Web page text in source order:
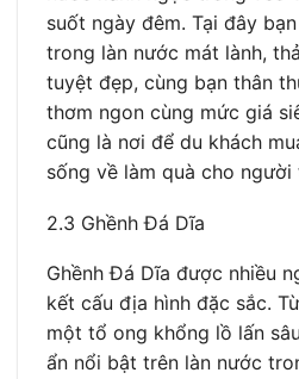
suốt ngày đêm. Tại đây
trong làn nước mát lành,
tuyệt đẹp, cùng bạn thân
thơm ngon cùng mức giá
cũng là nơi để du khách
sống về làm quà cho người
2.3 Ghềnh Đá Dĩa
Ghềnh Đá Dĩa được nhiều
kết cấu địa hình đặc sắc.
một tổ ong khổng lồ lấn
ẩn nổi bật trên làn nước